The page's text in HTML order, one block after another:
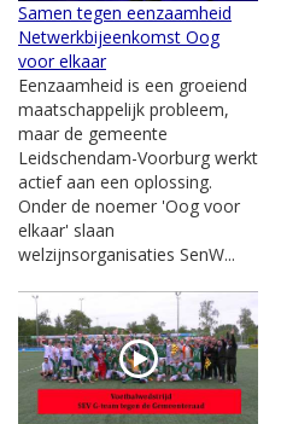
Samen tegen eenzaamheid
Netwerkbijeenkomst Oog
voor elkaar
Eenzaamheid is een groeiend
maatschappelijk probleem,
maar de gemeente
Leidschendam-Voorburg werkt
actief aan een oplossing.
Onder de noemer 'Oog voor
elkaar' slaan
welzijnsorganisaties SenW...